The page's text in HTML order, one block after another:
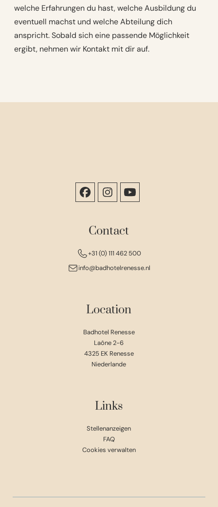
welche Erfahrungen du hast, welche Ausbildung du
eventuell machst und welche Abteilung dich
anspricht. Sobald sich eine passende Möglichkeit
ergibt, nehmen wir Kontakt mit dir auf.
Contact
+31 (0) 111 462 500
info@badhotelrenesse.nl
Location
Badhotel Renesse
Laône 2-6
4325 EK Renesse
Niederlande
Links
Stellenanzeigen
FAQ
Cookies verwalten